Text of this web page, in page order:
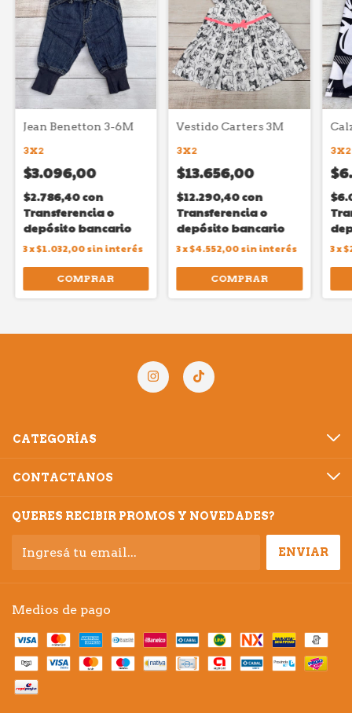
Jean Benetton 3-6M
3X2
$3.096,00
$2.786,40con
Transferencia o
depósito bancario
3x$1.032,00sin interés
COMPRAR
Vestido Carters 3M
3X2
$13.656,00
$12.290,40con
Transferencia o
depósito bancario
3x$4.552,00sin interés
COMPRAR
3X2
3x
CATEGORÍAS
CONTACTANOS
QUERES RECIBIR PROMOS Y NOVEDADES?
Medios de pago